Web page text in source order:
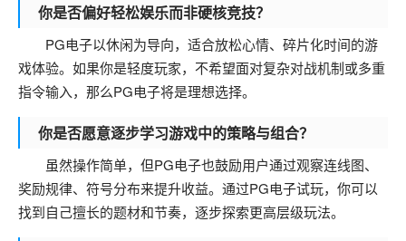
你是否偏好轻松娱乐而非硬核竞技？
PG电子以休闲为导向，适合放松心情、碎片化时间的游
戏体验。如果你是轻度玩家，不希望面对复杂对战机制或多重
指令输入，那么PG电子将是理想选择。
你是否愿意逐步学习游戏中的策略与组合？
虽然操作简单，但PG电子也鼓励用户通过观察连线图、
奖励规律、符号分布来提升收益。通过PG电子试玩，你可以
找到自己擅长的题材和节奏，逐步探索更高层级玩法。